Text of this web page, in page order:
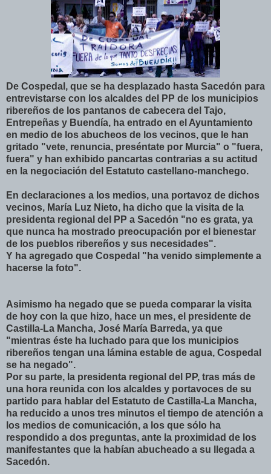
De Cospedal, que se ha desplazado hasta Sacedón para
entrevistarse con los alcaldes del PP de los municipios
ribereños de los pantanos de cabecera del Tajo,
Entrepeñas y Buendía, ha entrado en el Ayuntamiento
en medio de los abucheos de los vecinos, que le han
gritado "vete, renuncia, preséntate por Murcia" o "fuera,
fuera" y han exhibido pancartas contrarias a su actitud
en la negociación del Estatuto castellano-manchego.
En declaraciones a los medios, una portavoz de dichos
vecinos, María Luz Nieto, ha dicho que la visita de la
presidenta regional del PP a Sacedón "no es grata, ya
que nunca ha mostrado preocupación por el bienestar
de los pueblos ribereños y sus necesidades".
Y ha agregado que Cospedal "ha venido simplemente a
hacerse la foto".
Asimismo ha negado que se pueda comparar la visita
de hoy con la que hizo, hace un mes, el presidente de
Castilla-La Mancha, José María Barreda, ya que
"mientras éste ha luchado para que los municipios
ribereños tengan una lámina estable de agua, Cospedal
se ha negado".
Por su parte, la presidenta regional del PP, tras más de
una hora reunida con los alcaldes y portavoces de su
partido para hablar del Estatuto de Castilla-La Mancha,
ha reducido a unos tres minutos el tiempo de atención a
los medios de comunicación, a los que sólo ha
respondido a dos preguntas, ante la proximidad de los
manifestantes que la habían abucheado a su llegada a
Sacedón.